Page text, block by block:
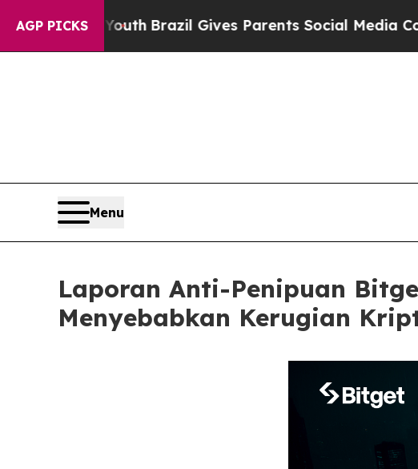
AGP PICKS
to YouthBrazil Gives Parents Social Media Controls
Menu
Laporan Anti-Penipuan
Menyebabkan Kerugian